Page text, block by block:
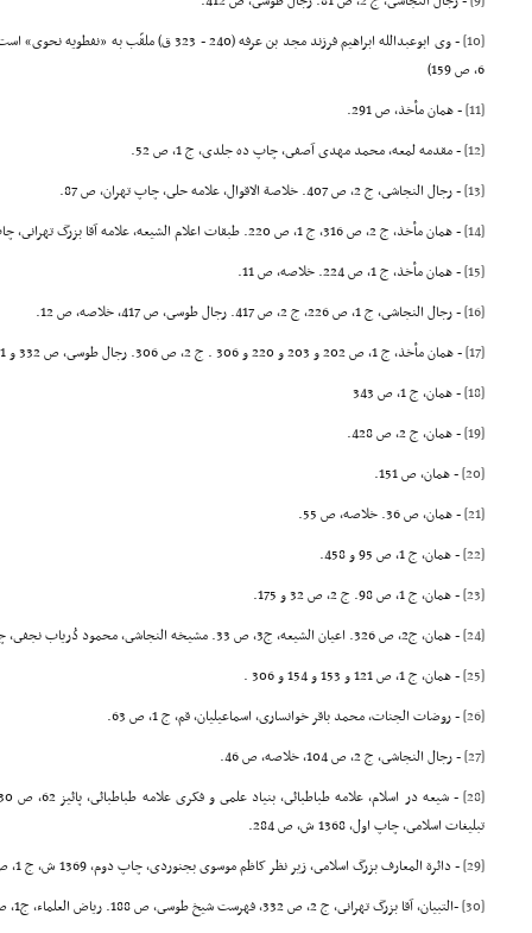
[10]
- وى ابوعبدالله ابراهیم فرزند مجد بن عرفه (240 -
6، ص 159)
[11]
- همان مأخذ، ص 291.
[12]
- مقدمه لمعه، محمد مهدى آصفى، چاپ ده جلدى، ج 1، ص 52.
[13]
- رجال النجاشى، ج 2، ص 407. خلاصة الاقوال، علامه حلى، چاپ تهران، ص 87.
[14]
- همان مأخذ، ج 2، ص 316، ج 1، ص 220. طبقات اعلام الشیعه، علامه آقا بزرگ تهرانى، چاپ دوم، اسماعیلیان، ج 2، ص 19
[15]
- همان مأخذ، ج 1، ص 224. خلاصه، ص 11.
[16]
- رجال النجاشى، ج 1، ص 226، ج 2، ص 417. رجال طوسى، ص 417، خلاصه، ص 12.
[17]
- همان مأخذ، ج 1، ص 202 و 203 و 220 و 306 . ج 2، ص 306. رجال طوسى، ص 332 و 351 و 425. خلاصه، ص 26.
[18]
- همان، ج 1، ص 343
[19]
- همان، ج 2، ص 428.
[20]
- همان، ص 151.
[21]
- همان، ص 36. خلاصه، ص 55.
[22]
- همان، ج 1، ص 95 و 458.
[23]
- همان، ج 1، ص 98. ج 2، ص 32 و 175.
[24]
- همان، ج2، ص 326. اعیان الشیعه، ج3، ص 33. مشیخه النجاشى، محمود دُریاب نجفى، چاپ اول 1413 ق، قم، ص 98.
[25]
- همان، ج 1، ص 121 و 153 و 154 و 306 .
[26]
- روضات الجنات، محمد باقر خوانسارى، اسماعیلیان، قم، ج 1، ص 63.
[27]
- رجال النجاشى، ج 2، ص 104، خلاصه، ص 46.
[28]
تبلیغات اسلامى، چاپ اول، 1368 ش، ص 284.
[29]
- دائرة المعارف بزرگ اسلامى، زیر نظر کاظم موسوى بجنوردى، چاپ دوم، 1369 ش، ج 1، ص 629
[30]
-التبیان، آقا بزرگ تهرانى، ج 2، ص 332، فهرست شیخ طوسى، ص 188. ریاض العلماء، ج1، ص 40، خلاصه، ص 72.